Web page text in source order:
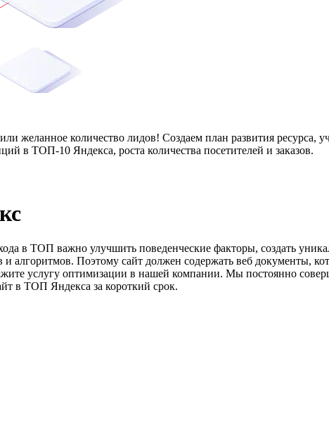
количество лидов! Создаем план развития ресурса,
в ТОП-10 Яндекса, роста количества посетителей и заказов.
в ТОП важно улучшить поведенческие факторы, создать
Поэтому сайт должен содержать веб документы,
услугу оптимизации в нашей компании. Мы постоянно
в ТОП Яндекса за короткий срок.